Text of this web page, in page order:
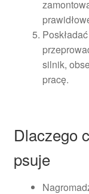
silnik,
pracę.
Dlaczego
psuje